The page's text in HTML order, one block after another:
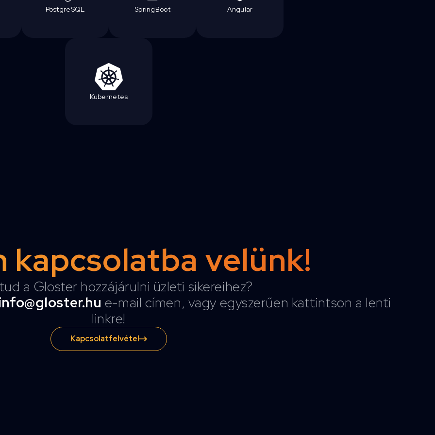
PostgreSQL SpringBoot Angular
Kubernetes
kapcsolatba velünk!
a Gloster hozzájárulni üzleti sikereihez?
e-mail címen, vagy egyszerűen kattintson a lenti
linkre!
Kapcsolatfelvétel